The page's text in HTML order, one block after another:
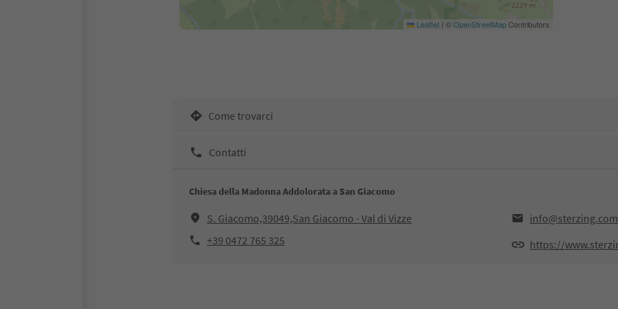
Leaflet | ©OpenStreetMapContributors
Come trovarci
Contatti
Chiesa della Madonna Addolorata a San Giacomo
S. Giacomo,39049,San Giacomo - Val di Vizze
info@sterzing.com
+39 0472 765 325
https://